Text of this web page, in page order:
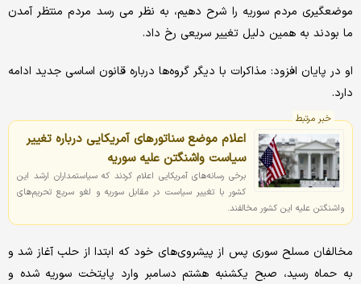
موضعگیری مردم سوریه را شرح دهیم، به نظر می رسد مردم منتظر آمدن
ما بودند به همین دلیل تغییر سریعی رخ داد.
او در پایان افزود: مذاکرات با دیگر گروه‌ها درباره قانون اساسی جدید ادامه
دارد.
خبر مرتبط
اعلام موضع سناتورهای آمریکایی درباره تغییر
سیاست واشنگتن علیه سوریه
برخی رسانه‌های آمریکایی اعلام کردند که سیاستمداران ارشد این
کشور با تغییر سیاست در مقابل سوریه و لغو سریع تحریم‌های
واشنگتن علیه این کشور مخالفند.
مخالفان مسلح سوری پس از پیشروی‌های خود که ابتدا از حلب آغاز شد و
به حماه رسید، صبح یکشنبه هشتم دسامبر وارد پایتخت سوریه شده و